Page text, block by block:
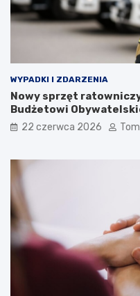
WYPADKI I ZDARZENIA
Nowy sprzęt ratowniczy
Budżetowi
22 czerwca 2026